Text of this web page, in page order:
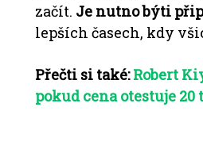
začít. Je nutno býti
lepších časech, kdy
Přečti si také:Robert
pokud cena otestuje 20